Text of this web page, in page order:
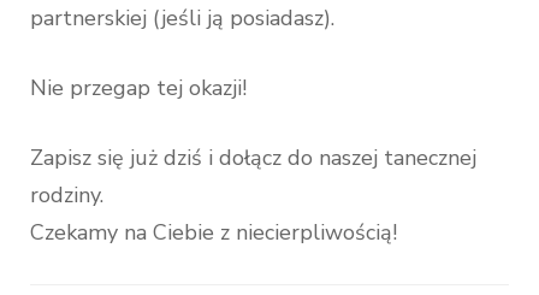
partnerskiej (jeśli ją posiadasz).
Nie przegap tej okazji!
Zapisz się już dziś i dołącz do naszej tanecznej
rodziny.
Czekamy na Ciebie z niecierpliwością!